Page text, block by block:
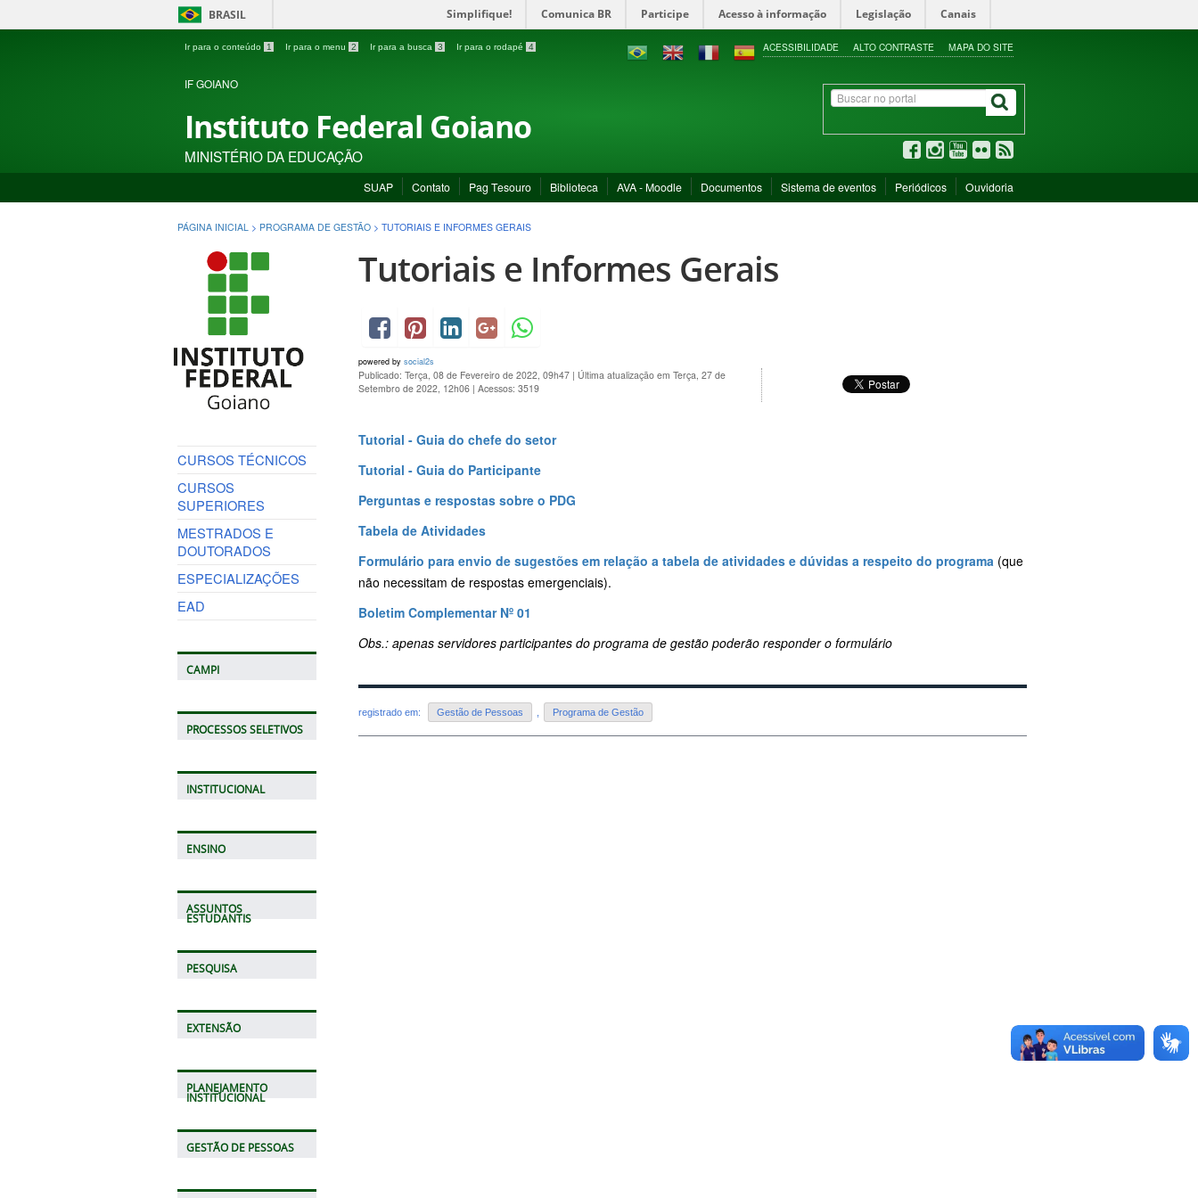
BRASIL Simplifique! Comunica BR Participe Acesso à informação Legislação Canais
Ir para o conteúdo 1 Ir para o menu 2 Ir para a busca 3 Ir para o rodapé 4 ACESSIBILIDADE ALTO CONTRASTE MAPA DO SITE
IF GOIANO
Instituto Federal Goiano
MINISTÉRIO DA EDUCAÇÃO
SUAP Contato Pag Tesouro Biblioteca AVA - Moodle Documentos Sistema de eventos Periódicos Ouvidoria
PÁGINA INICIAL > PROGRAMA DE GESTÃO > TUTORIAIS E INFORMES GERAIS
CURSOS TÉCNICOS
CURSOS
SUPERIORES
MESTRADOS E
DOUTORADOS
ESPECIALIZAÇÕES
EAD
CAMPI
PROCESSOS SELETIVOS
INSTITUCIONAL
ENSINO
ASSUNTOS
ESTUDANTIS
PESQUISA
EXTENSÃO
PLANEJAMENTO
INSTITUCIONAL
GESTÃO DE PESSOAS
Tutoriais e Informes Gerais
powered by social2s
Publicado: Terça, 08 de Fevereiro de 2022, 09h47 | Última atualização em Terça, 27 de
Setembro de 2022, 12h06 | Acessos: 3519
Tutorial - Guia do chefe do setor
Tutorial - Guia do Participante
Perguntas e respostas sobre o PDG
Tabela de Atividades
Formulário para envio de sugestões em relação a tabela de atividades e dúvidas a respeito do programa (que
não necessitam de respostas emergenciais).
Boletim Complementar Nº 01
Obs.: apenas servidores participantes do programa de gestão poderão responder o formulário
registrado em: Gestão de Pessoas Programa de Gestão